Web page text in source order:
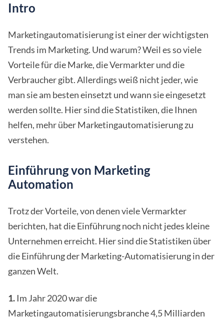
Intro
Marketingautomatisierung ist einer der wichtigsten
Trends im Marketing. Und warum? Weil es so viele
Vorteile für die Marke, die Vermarkter und die
Verbraucher gibt. Allerdings weiß nicht jeder, wie
man sie am besten einsetzt und wann sie eingesetzt
werden sollte. Hier sind die Statistiken, die Ihnen
helfen, mehr über Marketingautomatisierung zu
verstehen.
Einführung von Marketing
Automation
Trotz der Vorteile, von denen viele Vermarkter
berichten, hat die Einführung noch nicht jedes kleine
Unternehmen erreicht. Hier sind die Statistiken über
die Einführung der Marketing-Automatisierung in der
ganzen Welt.
1. Im Jahr 2020 war die
Marketingautomatisierungsbranche 4,5 Milliarden